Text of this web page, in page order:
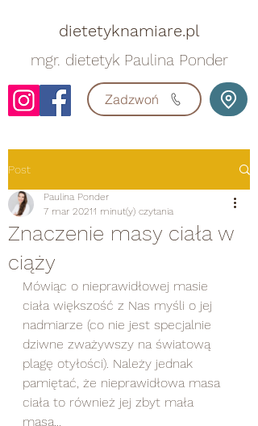
dietetyknamiare.pl
mgr. dietetyk Paulina Ponder
Zadzwoń
Post
Znaczenie masy ciała w
ciąży
Paulina Ponder
7 mar 20211 minut(y) czytania
Mówiąc o nieprawidłowej masie
ciała większość z Nas myśli o jej
nadmiarze (co nie jest specjalnie
dziwne zważywszy na światową
plagę otyłości). Należy jednak
pamiętać, że nieprawidłowa masa
ciała to również jej zbyt mała
masa...